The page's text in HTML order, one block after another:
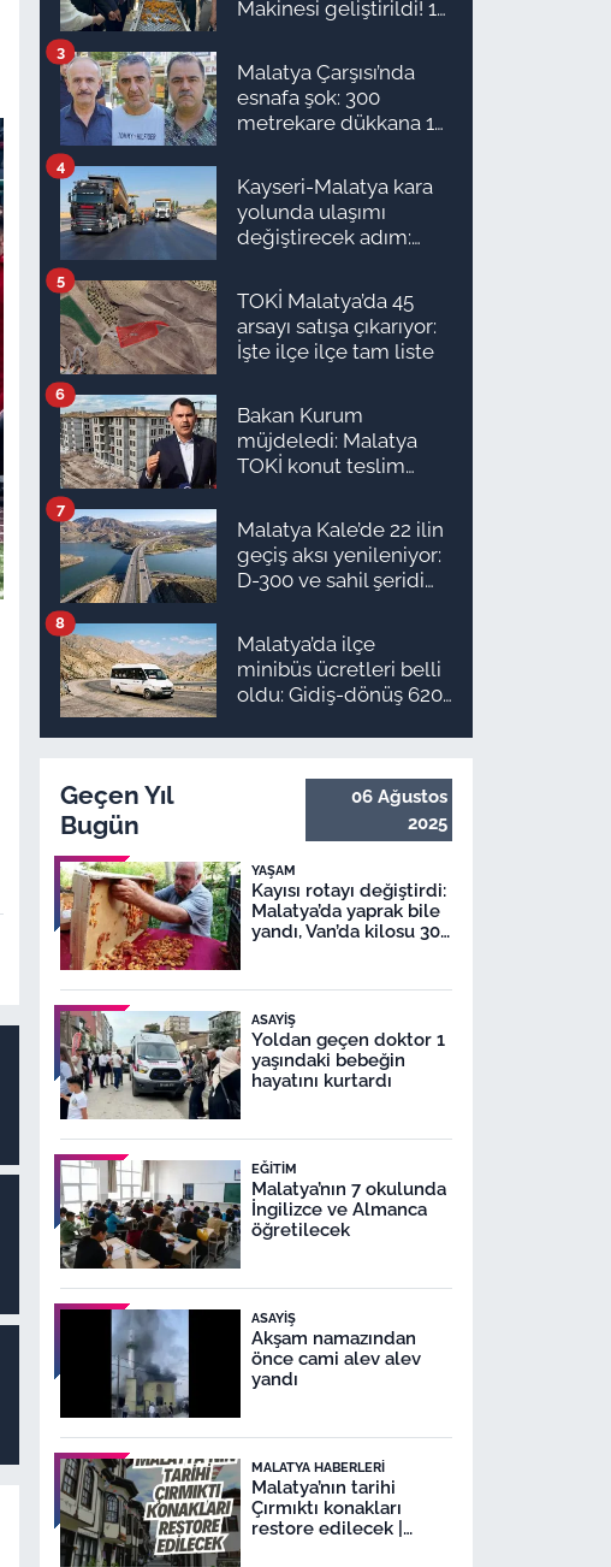
Makinesi geliştirildi! 16
Malatya Çarşısı’nda
esnafa şok: 300
metrekare dükkana 1
3
Kayseri-Malatya kara
yolunda ulaşımı
değiştirecek adım:
4
TOKİ Malatya’da 45
arsayı satışa çıkarıyor:
İşte ilçe ilçe tam liste
5
Bakan Kurum
müjdeledi: Malatya
TOKİ konut teslim
ilçe ilçe teslimat
takvimi ve ödeme
planı
6
Malatya Kale’de 22 ilin
geçiş aksı yenileniyor:
D-300 ve sahil şeridi
7
Malatya’da ilçe
minibüs ücretleri belli
oldu: Gidiş-dönüş 620
8
Geçen Yıl
Bugün
06 Ağustos
2025
YAŞAM
Kayısı rotayı değiştirdi:
Malatya’da yaprak bile
yandı, Van’da kilosu 300
ASAYIŞ
Yoldan geçen doktor 1
yaşındaki bebeğin
hayatını kurtardı
EĞITIM
Malatya’nın 7 okulunda
İngilizce ve Almanca
öğretilecek
ASAYIŞ
Akşam namazından
önce cami alev alev
yandı
MALATYA HABERLERI
Malatya’nın tarihi
Çırmıktı konakları
restore edilecek |